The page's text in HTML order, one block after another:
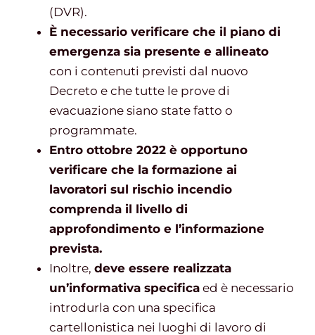
(DVR).
È necessario verificare che il piano di
emergenza sia presente e allineato
con i contenuti previsti dal nuovo
Decreto e che tutte le prove di
evacuazione siano state fatto o
programmate.
Entro ottobre 2022 è opportuno
verificare che la formazione ai
lavoratori sul rischio incendio
comprenda il livello di
approfondimento e l’informazione
prevista.
Inoltre, deve essere realizzata
un’informativa specifica ed è necessario
introdurla con una specifica
cartellonistica nei luoghi di lavoro di